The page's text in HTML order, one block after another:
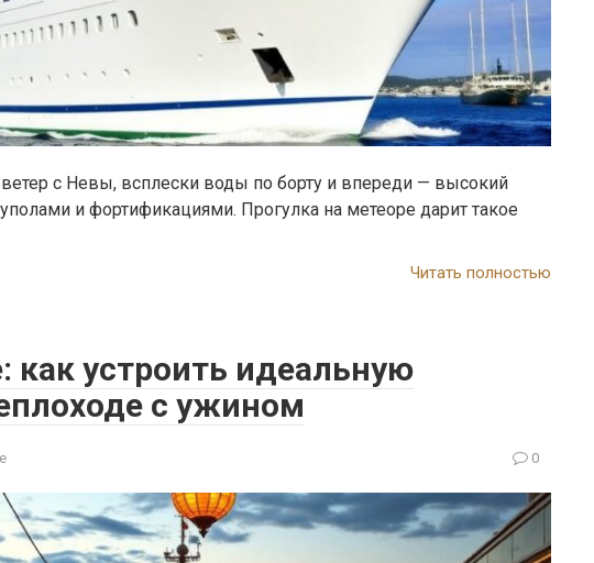
с Невы, всплески воды по борту и впереди — высокий
и фортификациями. Прогулка на метеоре дарит такое
Читать полностью
как устроить идеальную
с ужином
0